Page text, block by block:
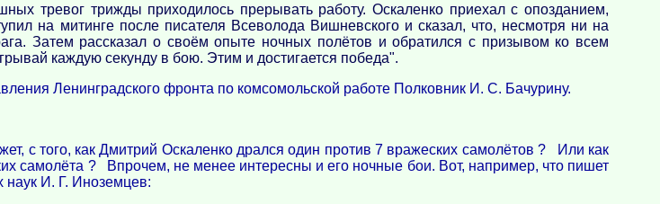
тревог трижды приходилось прерывать работу. Оскаленко приехал с опозданием,
на митинге после писателя Всеволода Вишневского и сказал, что, несмотря ни на
Затем рассказал о своём опыте ночных полётов и обратился с призывом ко всем
каждую секунду в бою. Этим и достигается победа".
Ленинградского фронта по комсомольской работе Полковник И. С. Бачурину.
с того, как Дмитрий Оскаленко дрался один против 7 вражеских самолётов ? Или как
самолёта ? Впрочем, не менее интересны и его ночные бои. Вот, например, что пишет
наук И. Г. Иноземцев: